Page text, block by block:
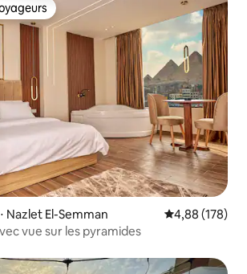
Nazlet El-Semman Évaluation
4,88 (178)
vue sur les pyramides